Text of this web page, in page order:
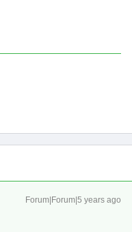
Forum|Forum|5 years ago